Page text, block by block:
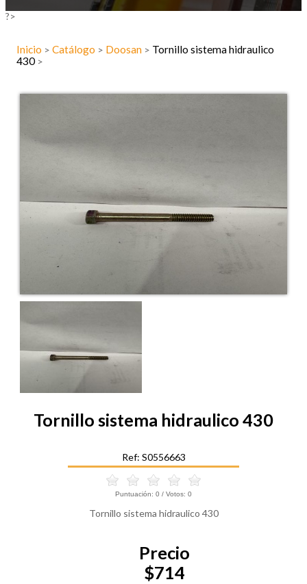
?>
Inicio > Catálogo > Doosan > Tornillo sistema hidraulico
430 >
Tornillo sistema hidraulico 430
Ref: S0556663
Puntuación: 0 / Votos: 0
Tornillo sistema hidraulico 430
Precio
$714